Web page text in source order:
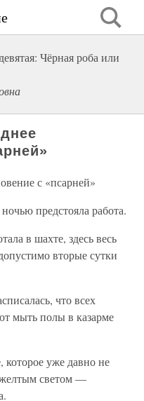
Чёрная роба или
с «псарней»
предстояла работа.
в шахте, здесь весь
вторые сутки
что всех
мыть полы в казарме
уже давно не
желтым светом —